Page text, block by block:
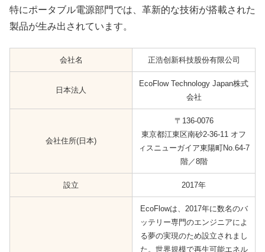
特にポータブル電源部門では、革新的な技術が搭載された
製品が生み出されています。
会社名 正浩创新科技股份有限公司
日本法人
EcoFlow Technology Japan株式
会社
会社住所(日本)
〒136-0076
東京都江東区南砂2-36-11 オフ
ィスニューガイア東陽町No.64-7
階／8階
設立 2017年
EcoFlowは、2017年に数名のバ
ッテリー専門のエンジニアによ
る夢の実現のため設立されまし
た。世界規模で再生可能エネル